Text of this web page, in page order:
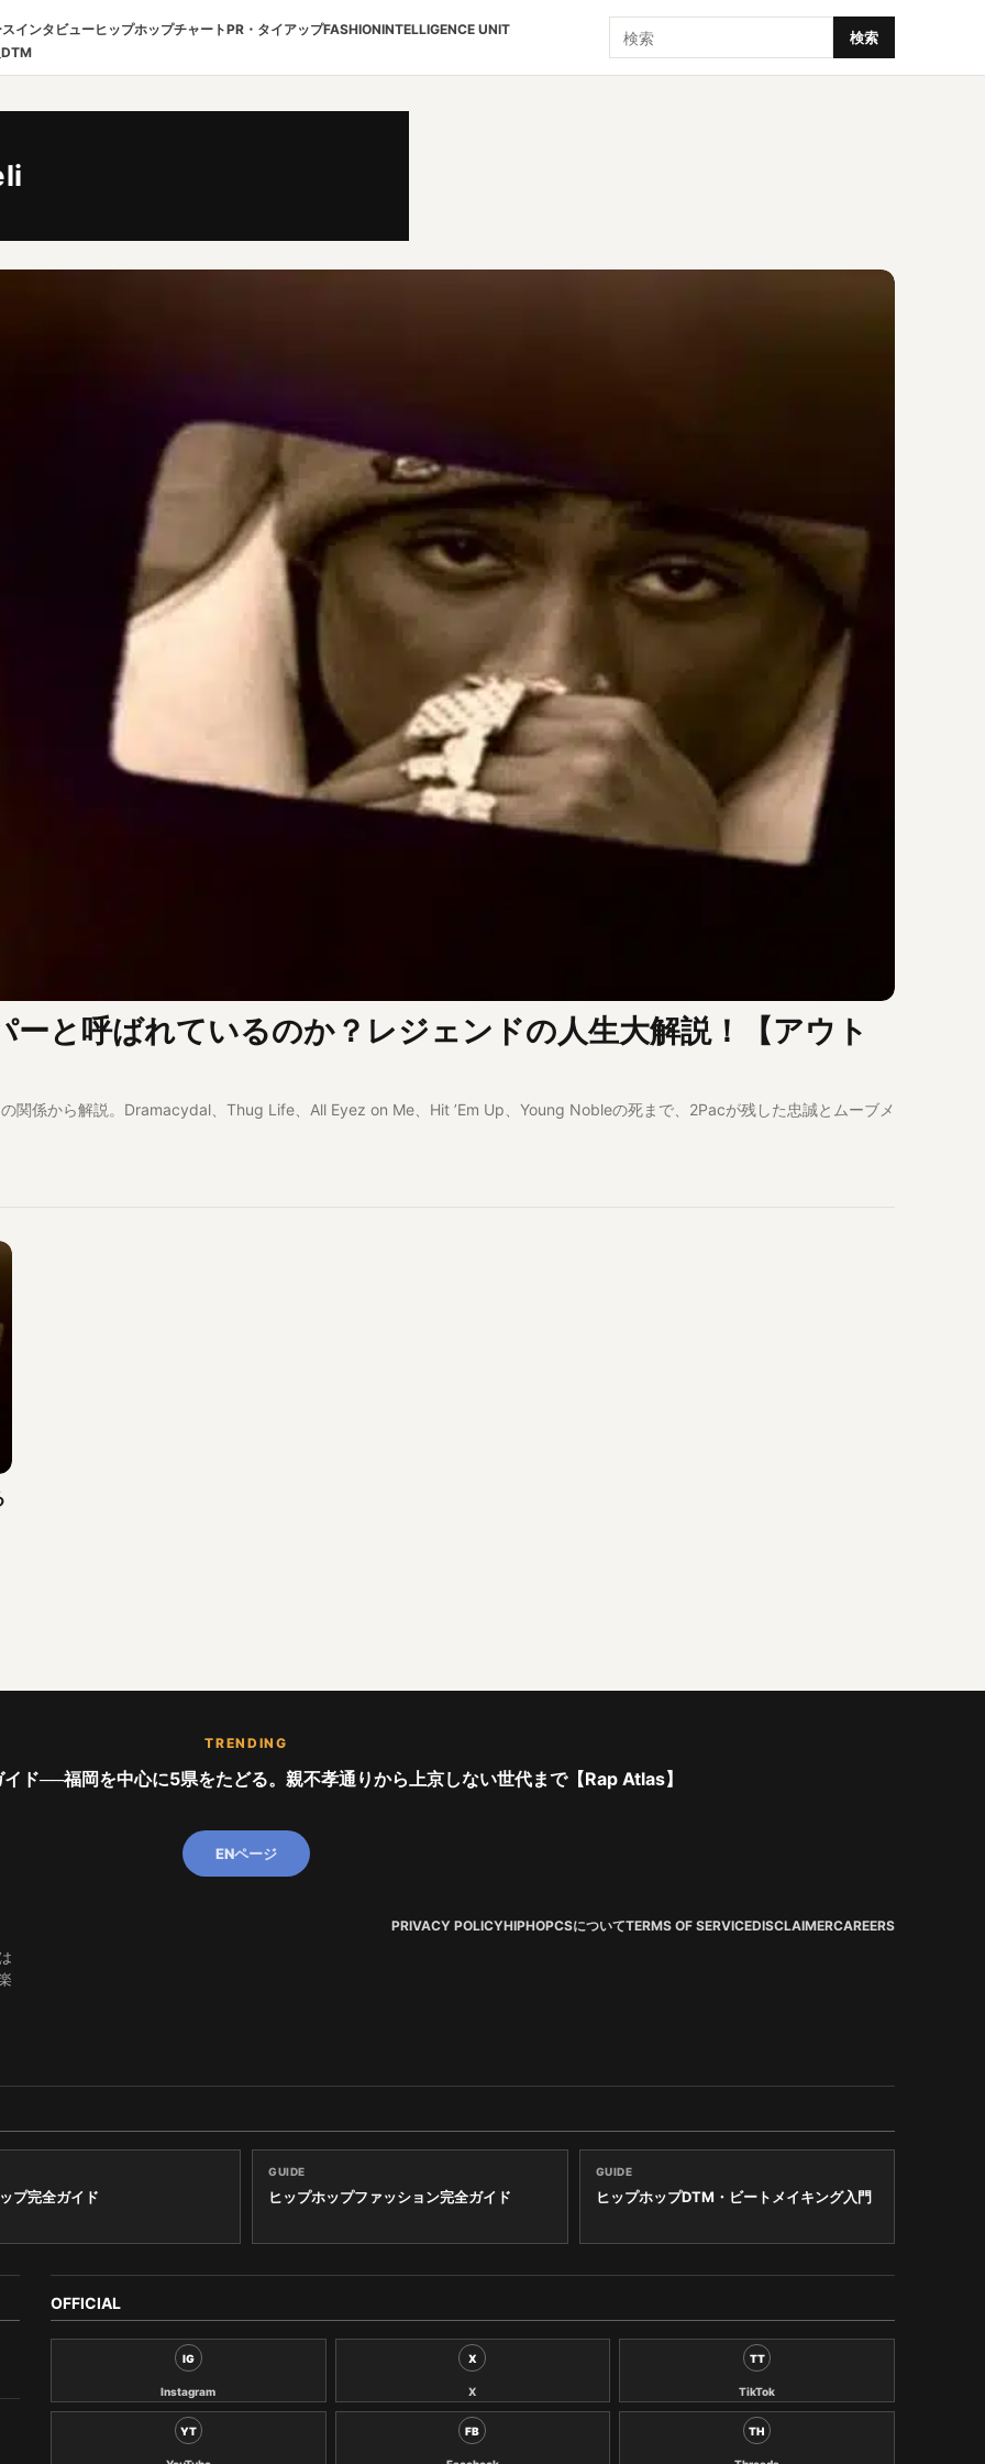
インタビューヒップホップチャートPR・タイアップFASHIONINTELLIGENCE UNIT
DTM
検索 検索
と呼ばれているのか？レジェンドの人生大解説！【アウト
関係から解説。Dramacydal、Thug Life、All Eyez on Me、Hit ’Em Up、Young Nobleの死まで、2Pacが残した忠誠とムーブメ
TRENDING
ド──福岡を中心に5県をたどる。親不孝通りから上京しない世代まで【Rap Atlas】
ENページ
PRIVACY POLICYHIPHOPCSについてTERMS OF SERVICEDISCLAIMERCAREERS
プ完全ガイド
GUIDE
ヒップホップファッション完全ガイド
GUIDE
ヒップホップDTM・ビートメイキング入門
OFFICIAL
IG
Instagram
X
X
TT
TikTok
YT FB TH